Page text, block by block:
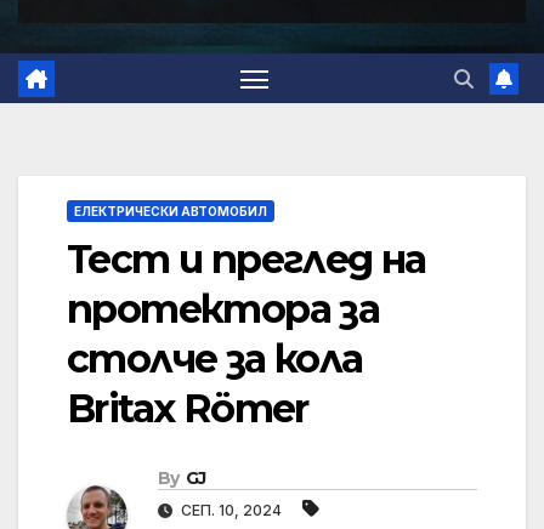
ЕЛЕКТРИЧЕСКИ АВТОМОБИЛ
Тест и преглед на
протектора за
столче за кола
Britax Römer
By GJ
СЕП. 10, 2024